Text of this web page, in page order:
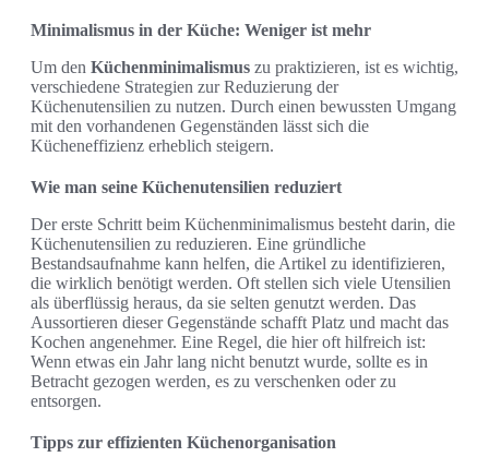
Minimalismus in der Küche: Weniger ist mehr
Um den Küchenminimalismus zu praktizieren, ist es wichtig,
verschiedene Strategien zur Reduzierung der
Küchenutensilien zu nutzen. Durch einen bewussten Umgang
mit den vorhandenen Gegenständen lässt sich die
Kücheneffizienz erheblich steigern.
Wie man seine Küchenutensilien reduziert
Der erste Schritt beim Küchenminimalismus besteht darin, die
Küchenutensilien zu reduzieren. Eine gründliche
Bestandsaufnahme kann helfen, die Artikel zu identifizieren,
die wirklich benötigt werden. Oft stellen sich viele Utensilien
als überflüssig heraus, da sie selten genutzt werden. Das
Aussortieren dieser Gegenstände schafft Platz und macht das
Kochen angenehmer. Eine Regel, die hier oft hilfreich ist:
Wenn etwas ein Jahr lang nicht benutzt wurde, sollte es in
Betracht gezogen werden, es zu verschenken oder zu
entsorgen.
Tipps zur effizienten Küchenorganisation